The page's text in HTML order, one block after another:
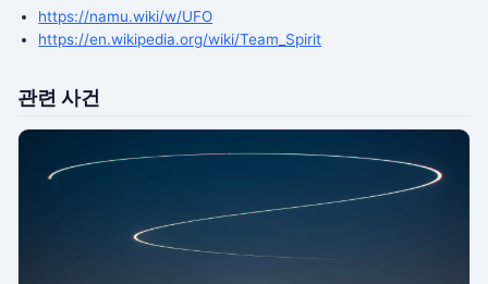
https://namu.wiki/w/UFO
https://en.wikipedia.org/wiki/Team_Spirit
관련 사건